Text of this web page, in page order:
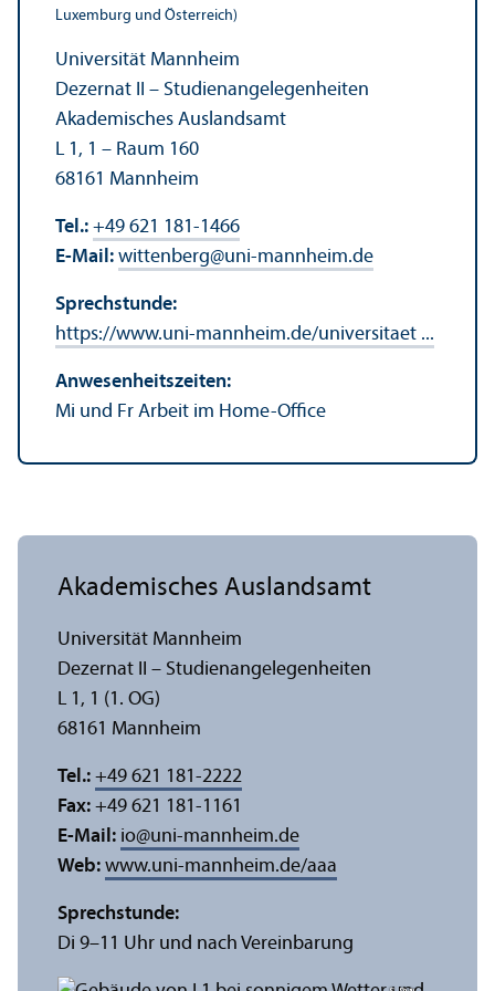
Luxemburg und Österreich)
Universität Mannheim
Dezernat II – Studien­angelegenheiten
Akademisches Auslands­amt
L 1, 1 – Raum 160
68161 Mannheim
Tel.: +49 621 181-1466
E-Mail: wittenberg@uni-mannheim.de
Sprechstunde:
https://www.uni-mannheim.de/universitaet ...
Anwesenheits­zeiten:
Mi und Fr Arbeit im Home-Office
Akademisches Auslands­amt
Universität Mannheim
Dezernat II – Studien­angelegenheiten
L 1, 1 (1. OG)
68161 Mannheim
Tel.: +49 621 181-2222
Fax: +49 621 181-1161
E-Mail: io@uni-mannheim.de
Web: www.uni-mannheim.de/aaa
Sprechstunde:
Di 9–11 Uhr und nach Vereinbarung